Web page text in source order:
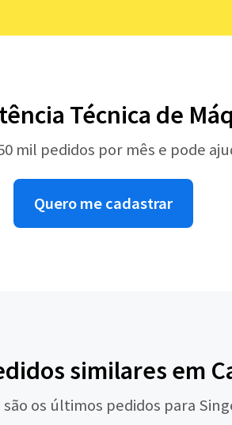
Técnica de
mil pedidos por mês e pode
Quero me cadastrar
similares em
são os últimos pedidos para